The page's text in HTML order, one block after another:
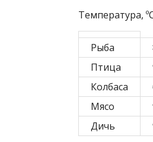
Температура,
Рыба
Птица
Колбаса
Мясо
Дичь